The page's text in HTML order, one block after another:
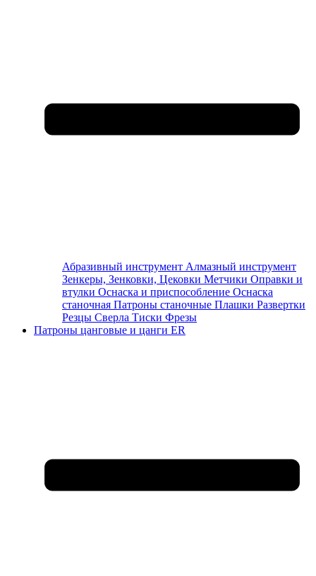
Абразивный инструмент Алмазный инструмент
Зенкеры, Зенковки, Цековки Метчики Оправки и
втулки Оснаска и приспособление Оснаска
станочная Патроны станочные Плашки Развертки
Резцы Сверла Тиски Фрезы
Патроны цанговые и цанги ER